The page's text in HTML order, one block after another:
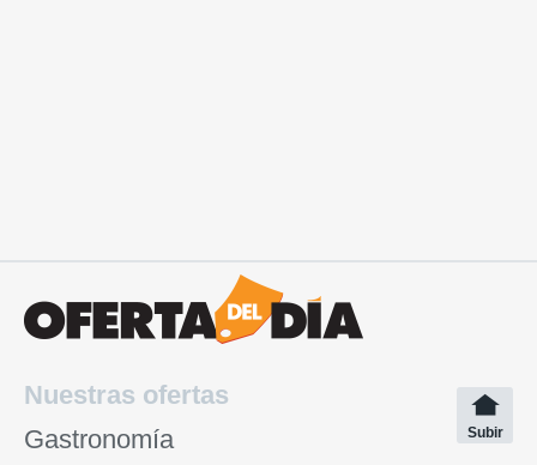
Nuestras ofertas
Gastronomía
Subir